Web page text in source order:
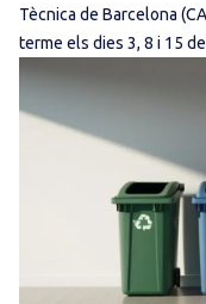
Tècnica de Barcelona
terme els dies 3, 8 i 15